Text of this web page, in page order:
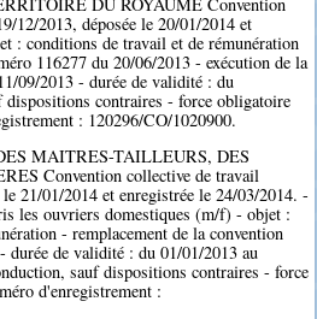
12/2013, déposée le 20/01/2014 et
: conditions de travail et de rémunération
116277 du 20/06/2013 - exécution de la
09/2013 - durée de validité : du
dispositions contraires - force obligatoire
: 120296/CO/1020900.
MAITRES-TAILLEURS, DES
Convention collective de travail
21/01/2014 et enregistrée le 24/03/2014. -
les ouvriers domestiques (m/f) - objet :
- remplacement de la convention
durée de validité : du 01/01/2013 au
sauf dispositions contraires - force
d'enregistrement :